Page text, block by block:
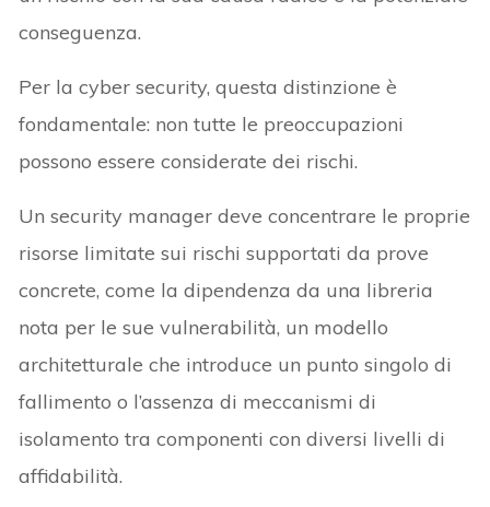
conseguenza.
Per la cyber security, questa distinzione è
fondamentale: non tutte le preoccupazioni
possono essere considerate dei rischi.
Un security manager deve concentrare le proprie
risorse limitate sui rischi supportati da prove
concrete, come la dipendenza da una libreria
nota per le sue vulnerabilità, un modello
architetturale che introduce un punto singolo di
fallimento o l’assenza di meccanismi di
isolamento tra componenti con diversi livelli di
affidabilità.